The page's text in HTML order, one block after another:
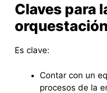
Claves para
Es clave:
Contar con un
procesos de la